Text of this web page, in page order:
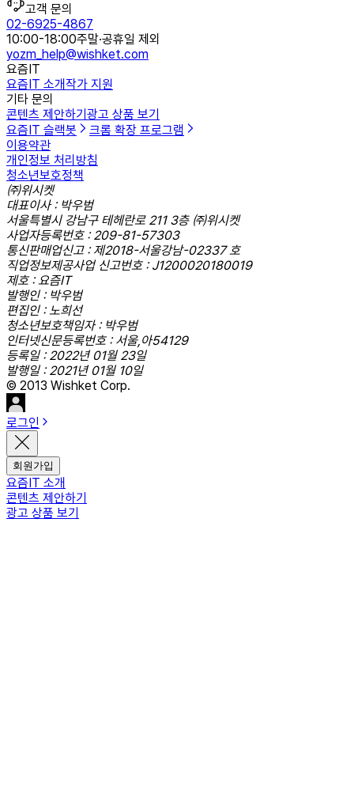
고객 문의
02-6925-4867
10:00-18:00주말·공휴일 제외
yozm_help@wishket.com
요즘IT
요즘IT 소개작가 지원
기타 문의
콘텐츠 제안하기광고 상품 보기
요즘IT 슬랙봇
크롬 확장 프로그램
이용약관
개인정보 처리방침
청소년보호정책
㈜위시켓
대표이사 : 박우범
서울특별시 강남구 테헤란로 211 3층 ㈜위시켓
사업자등록번호 : 209-81-57303
통신판매업신고 : 제2018-서울강남-02337 호
직업정보제공사업 신고번호 : J1200020180019
제호 : 요즘IT
발행인 : 박우범
편집인 : 노희선
청소년보호책임자 : 박우범
인터넷신문등록번호 : 서울,아54129
등록일 : 2022년 01월 23일
발행일 : 2021년 01월 10일
© 2013 Wishket Corp.
로그인
회원가입
요즘IT 소개
콘텐츠 제안하기
광고 상품 보기